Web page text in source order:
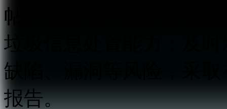
帖评论管理方式，研发
垃圾信息处置能力；及
缺陷、漏洞等风险，采
报告。